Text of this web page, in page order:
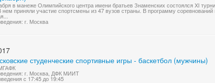
в манеже Олимпийского центра имени братьев Знаменских состоялся XI
нем приняли участие спортсмены из 47 вузов страны. В программу
г. Москва
студенческие спортивные игры - баскетбол (мужчины)
г. Москва, ДФК МИИТ
с 17:45 до 19:45